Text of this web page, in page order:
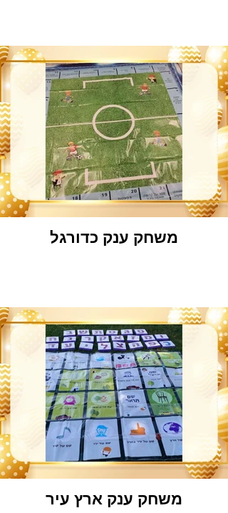
משחק ענק כדורגל
משחק ענק ארץ עיר